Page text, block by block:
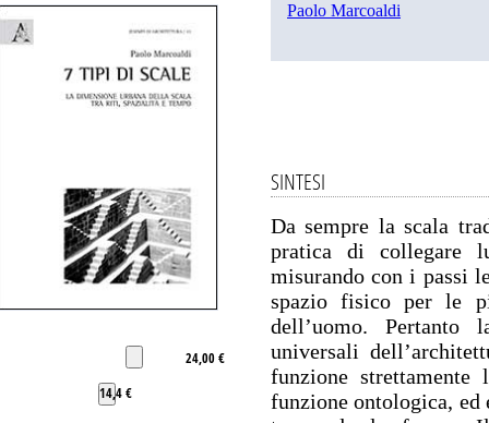
24,00 €
14,4 €
Paolo Marcoaldi
SINTESI
Da sempre la scala
pratica di collegare
misurando con i passi
spazio fisico per le
dell’uomo.
universali
funzione strettamente
funzione ontologica,